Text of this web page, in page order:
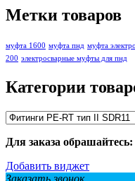
Метки товаров
муфта 1600 муфта пнд муфта
200 электросварные муфты для пнд
Категории
Для заказа
Добавить виджет